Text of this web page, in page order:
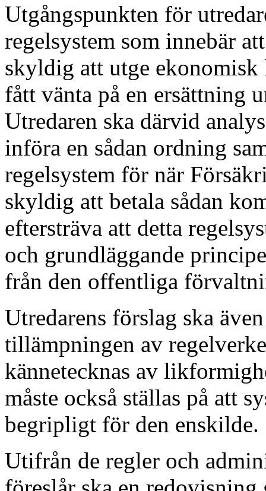
Utgångspunkten för
regelsystem som innebär
skyldig att utge
fått vänta på en ersättning
Utredaren ska därvid
införa en sådan ordning
regelsystem för när
skyldig att betala sådan
eftersträva att detta
och grundläggande
från den offentliga
Utredarens förslag ska
tillämpningen av
kännetecknas av
måste också ställas på att
begripligt för den enskilde.
Utifrån de regler och